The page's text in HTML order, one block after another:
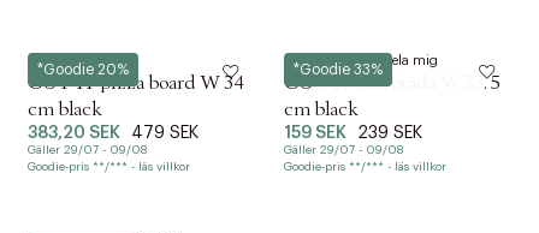
*Goodie 20%
RIG TIG
CUT-IT pizza board W 34
cm black
383,20 SEK 479 SEK
Gäller 29/07 - 09/08
Goodie-pris **/*** - läs villkor
Meddela mig
*Goodie 33%
RIG TIG
CUT-IT skärbräda W 23. 5
cm black
159 SEK 239 SEK
Gäller 29/07 - 09/08
Goodie-pris **/*** - läs villkor